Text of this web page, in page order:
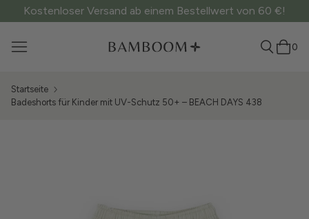
Kostenloser Versand ab einem Bestellwert von 60 €!
0
Startseite
Badeshorts für Kinder mit UV-Schutz 50+ – BEACH DAYS 438